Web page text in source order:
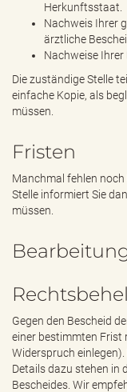
Herkunftsstaat.
Nachweis Ihrer
ärztliche
Nachweise
Die zuständige Stelle
einfache Kopie, als
müssen.
Fristen
Manchmal fehlen
Stelle informiert Sie
müssen.
Gegen den Bescheid
einer bestimmten Frist
Widerspruch
Details dazu stehen in
Bescheides. Wir